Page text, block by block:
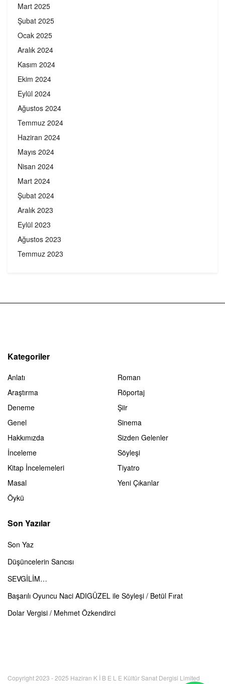
Mart 2025
Şubat 2025
Ocak 2025
Aralık 2024
Kasım 2024
Ekim 2024
Eylül 2024
Ağustos 2024
Temmuz 2024
Haziran 2024
Mayıs 2024
Nisan 2024
Mart 2024
Şubat 2024
Aralık 2023
Eylül 2023
Ağustos 2023
Temmuz 2023
Kategoriler
Anlatı
Araştırma
Deneme
Genel
Hakkımızda
İnceleme
Kitap İncelemeleri
Masal
Öykü
Roman
Röportaj
Şiir
Sinema
Sizden Gelenler
Söyleşi
Tiyatro
Yeni Çıkanlar
Son Yazılar
Son Yaz
Düşüncelerin Sancısı
SEVGİLİM…
Başarılı Oyuncu Naci ADIGÜZEL ile Söyleşi / Betül Fırat
Dolar Vergisi / Mehmet Özkendirci
Copyright 2023 - 2025 Haziran K İ B E L E Kültür Sanat Dergisi Limited